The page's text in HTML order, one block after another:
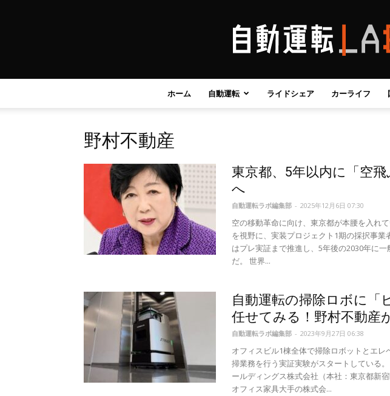
ホーム 自動運転 ライドシェア カーライフ
野村不動産
東京都、5年以内に「空
へ
自動運転ラボ編集部 - 2025年12月6日 07:30
空の移動革命に向け、東京都が本腰を入れ
を視野に、実装プロジェクト1期の採択事
はプレ実証まで推進し、5年後の2030年に
だ。 世界...
自動運転の掃除ロボに「
任せてみる！野村不動産
自動運転ラボ編集部 - 2023年9月27日 06:38
オフィスビル1棟全体で掃除ロボットとエ
掃業務を行う実証実験がスタートしている
ールディングス株式会社（本社：東京都新
オフィス家具大手の株式会...